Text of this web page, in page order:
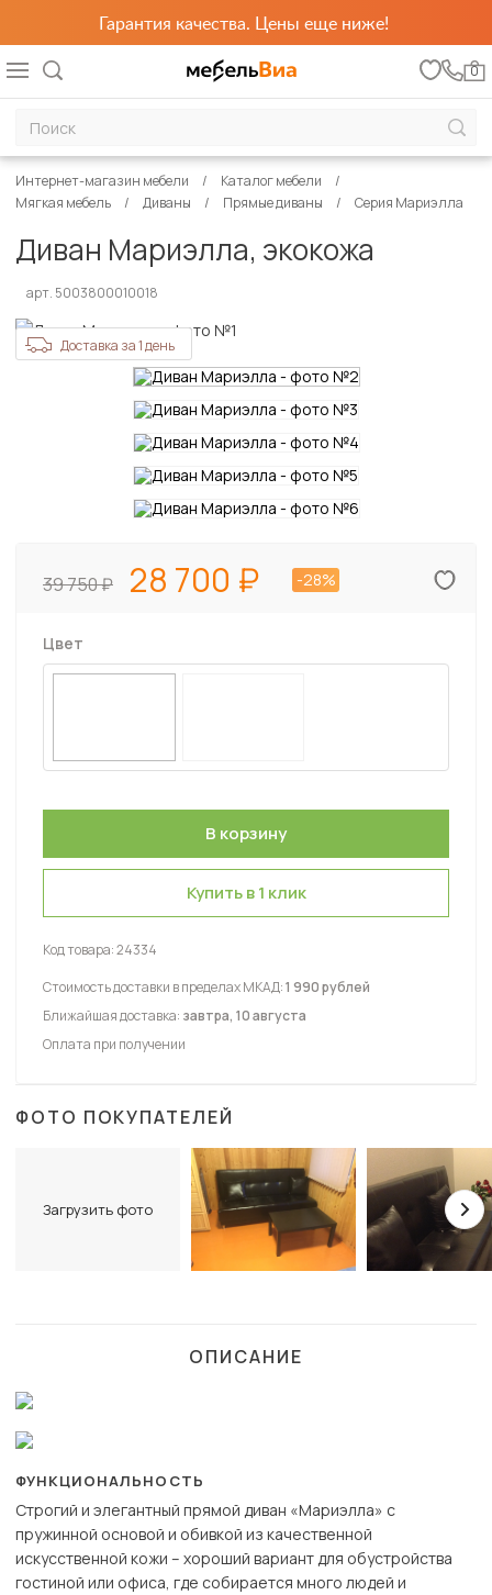
Гарантия качества. Цены еще ниже!
0
Интернет-магазин мебели
Каталог мебели
Мягкая мебель
Диваны Прямые диваны Серия Мариэлла
Диван Мариэлла, экокожа
арт. 5003800010018
Доставка за 1 день
39 750 28 700 -28%
Цвет
Купить в 1 клик
Код товара:24334
Стоимость доставки в пределах МКАД:1 990 рублей
Ближайшая доставка: завтра, 10 августа
Оплата при получении
ФОТО ПОКУПАТЕЛЕЙ
Загрузить фото
ОПИСАНИЕ
ФУНКЦИОНАЛЬНОСТЬ
Строгий и элегантный прямой диван «Мариэлла» с
пружинной основой и обивкой из качественной
искусственной кожи – хороший вариант для обустройства
гостиной или офиса, где собирается много людей и